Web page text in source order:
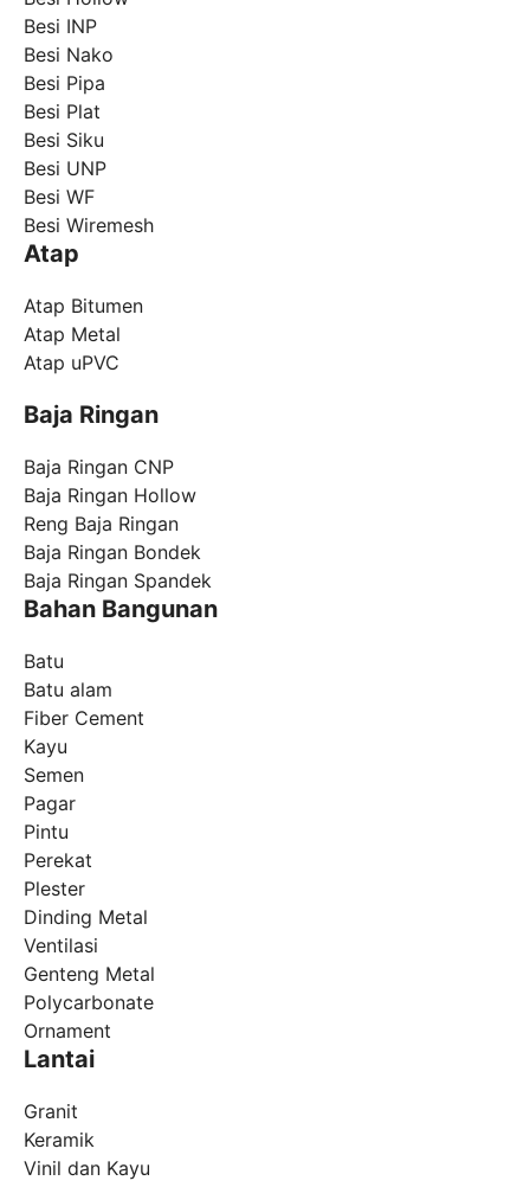
Besi INP
Besi Nako
Besi Pipa
Besi Plat
Besi Siku
Besi UNP
Besi WF
Besi Wiremesh
Atap
Atap Bitumen
Atap Metal
Atap uPVC
Baja Ringan
Baja Ringan CNP
Baja Ringan Hollow
Reng Baja Ringan
Baja Ringan Bondek
Baja Ringan Spandek
Bahan Bangunan
Batu
Batu alam
Fiber Cement
Kayu
Semen
Pagar
Pintu
Perekat
Plester
Dinding Metal
Ventilasi
Genteng Metal
Polycarbonate
Ornament
Lantai
Granit
Keramik
Vinil dan Kayu